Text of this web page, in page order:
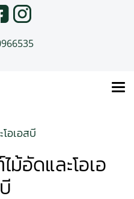
อเอสบี
อัดและโอเอ